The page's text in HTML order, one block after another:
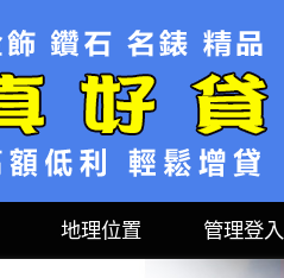
地理位置 管理登入